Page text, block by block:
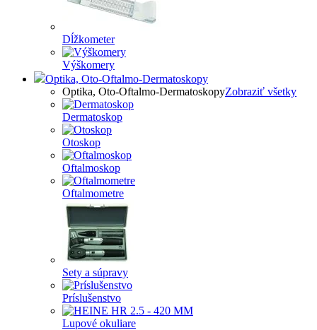
Dĺžkometer
Výškomery
Optika, Oto-Oftalmo-Dermatoskopy
Optika, Oto-Oftalmo-DermatoskopyZobraziť všetky
Dermatoskop
Otoskop
Oftalmoskop
Oftalmometre
Sety a súpravy
Príslušenstvo
Lupové okuliare